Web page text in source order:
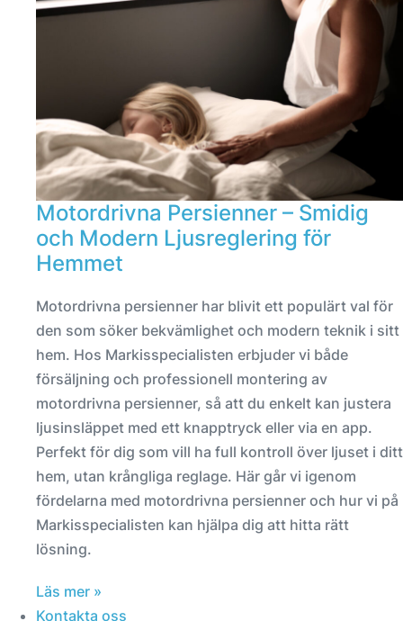
Motordrivna Persienner – Smidig
och Modern Ljusreglering för
Hemmet
Motordrivna persienner har blivit ett populärt val för
den som söker bekvämlighet och modern teknik i sitt
hem. Hos Markisspecialisten erbjuder vi både
försäljning och professionell montering av
motordrivna persienner, så att du enkelt kan justera
ljusinsläppet med ett knapptryck eller via en app.
Perfekt för dig som vill ha full kontroll över ljuset i ditt
hem, utan krångliga reglage. Här går vi igenom
fördelarna med motordrivna persienner och hur vi på
Markisspecialisten kan hjälpa dig att hitta rätt
lösning.
Läs mer »
Kontakta oss